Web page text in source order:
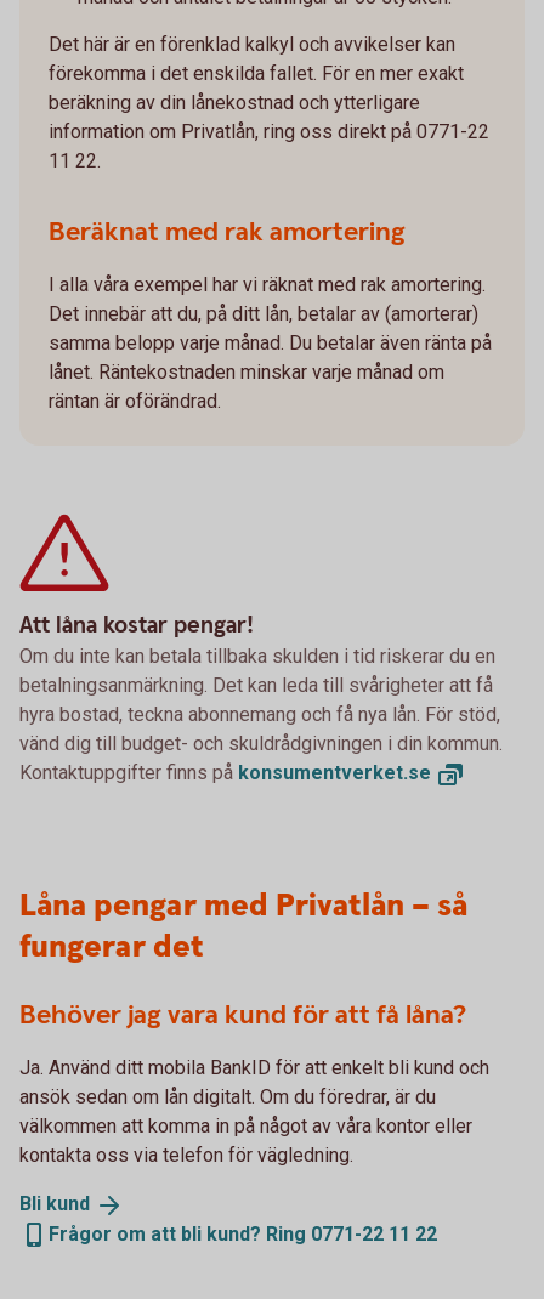
Det här är en förenklad kalkyl och avvikelser kan
förekomma i det enskilda fallet. För en mer exakt
beräkning av din lånekostnad och ytterligare
information om Privatlån, ring oss direkt på 0771-22
11 22.
Beräknat med rak amortering
I alla våra exempel har vi räknat med rak amortering.
Det innebär att du, på ditt lån, betalar av (amorterar)
samma belopp varje månad. Du betalar även ränta på
lånet. Räntekostnaden minskar varje månad om
räntan är oförändrad.
Att låna kostar pengar!
Om du inte kan betala tillbaka skulden i tid riskerar du en
betalningsanmärkning. Det kan leda till svårigheter att få
hyra bostad, teckna abonnemang och få nya lån. För stöd,
vänd dig till budget- och skuldrådgivningen i din kommun.
Kontaktuppgifter finns på konsumentverket.se
Låna pengar med Privatlån – så
fungerar det
Behöver jag vara kund för att få låna?
Ja. Använd ditt mobila BankID för att enkelt bli kund och
ansök sedan om lån digitalt. Om du föredrar, är du
välkommen att komma in på något av våra kontor eller
kontakta oss via telefon för vägledning.
Bli kund
Frågor om att bli kund? Ring 0771-22 11 22